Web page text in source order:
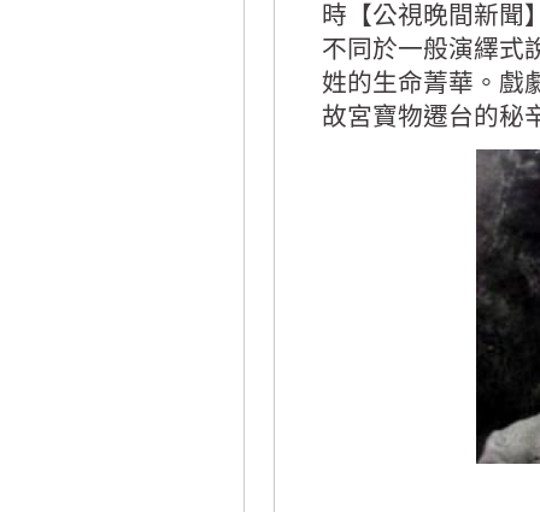
時【公視晚間新聞
不同於一般演繹式
姓的生命菁華。戲
故宮寶物遷台的秘